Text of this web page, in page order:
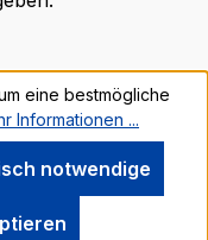
eine bestmögliche
Informationen ...
notwendige